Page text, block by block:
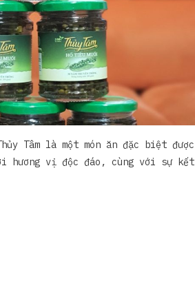
Tâm là một món ăn đặc biệt được
hương vị độc đáo, cùng với sự kết